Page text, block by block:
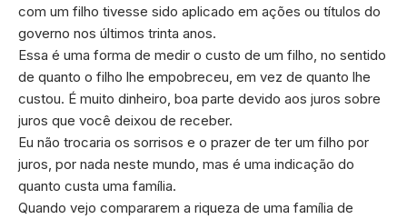
com um filho tivesse sido aplicado em ações ou títulos do
governo nos últimos trinta anos.
Essa é uma forma de medir o custo de um filho, no sentido
de quanto o filho lhe empobreceu, em vez de quanto lhe
custou. É muito dinheiro, boa parte devido aos juros sobre
juros que você deixou de receber.
Eu não trocaria os sorrisos e o prazer de ter um filho por
juros, por nada neste mundo, mas é uma indicação do
quanto custa uma família.
Quando vejo compararem a riqueza de uma família de